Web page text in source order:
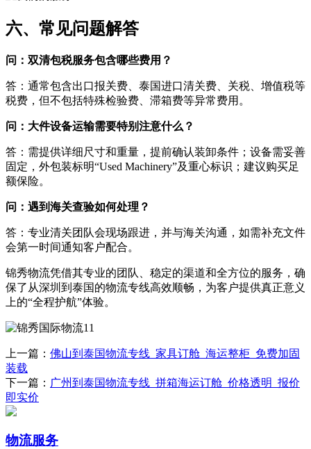
六、常见问题解答
问：双清包税服务包含哪些费用？​
答：通常包含出口报关费、泰国进口清关费、关税、增值税等
税费，但不包括特殊检验费、滞箱费等异常费用。
问：大件设备运输需要特别注意什么？​
答：需提供详细尺寸和重量，提前确认装卸条件；设备需妥善
固定，外包装标明“Used Machinery”及重心标识；建议购买足
额保险。
问：遇到海关查验如何处理？​
答：专业清关团队会现场跟进，并与海关沟通，如需补充文件
会第一时间通知客户配合。
锦秀物流凭借其专业的团队、稳定的渠道和全方位的服务，确
保了从深圳到泰国的物流专线高效顺畅，为客户提供真正意义
上的“全程护航”体验。
上一篇： 佛山到泰国物流专线_家具订舱_海运整柜_免费加固
装载
下一篇： 广州到泰国物流专线_拼箱海运订舱_价格透明_报价
即实价
物流服务